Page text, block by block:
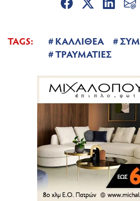
TAGS: ΚΑΛΛΙΘΕΑ
ΤΡΑΥΜΑΤΙΕΣ